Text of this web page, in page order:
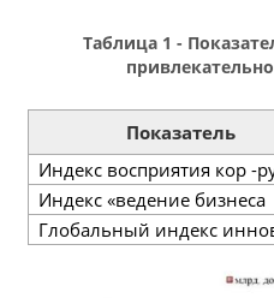
Таблица 1 -
Показатель
Индекс восприятия кор -
Индекс «ведение бизнеса
Глобальный индекс